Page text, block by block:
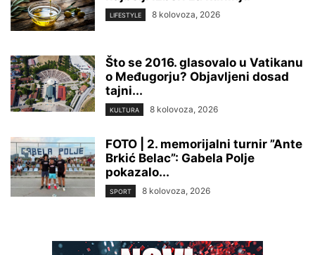
LIFESTYLE 8 kolovoza, 2026
Što se 2016. glasovalo u Vatikanu
o Međugorju? Objavljeni dosad
tajni...
KULTURA 8 kolovoza, 2026
FOTO | 2. memorijalni turnir ”Ante
Brkić Belac”: Gabela Polje
pokazalo...
SPORT 8 kolovoza, 2026